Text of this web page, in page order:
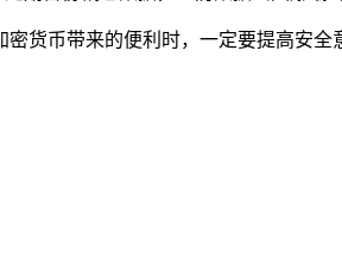
货币带来的便利时，一定要提高安